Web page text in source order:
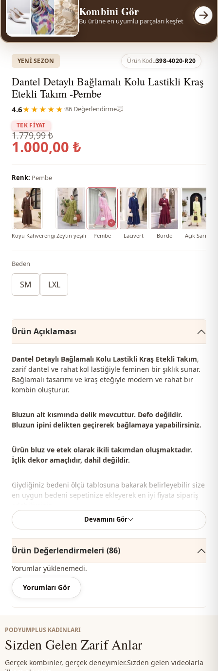
Kombini Gör
Bu ürüne en uyumlu parçaları keşfet
YENI SEZON Ürün Kodu398-4020-R20
Dantel Detaylı Bağlamalı Kolu Lastikli Kraş
Etekli Takım -Pembe
4.6★★★★★ ·86 Değerlendirme
TEK FİYAT
1.779,99 ₺
1.000,00 ₺
Renk: Pembe
Koyu Kahverengi Zeytin yeşili Pembe Lacivert Bordo Açık Sarı
Beden
SM LXL
Ürün Açıklaması
Dantel Detaylı Bağlamalı Kolu Lastikli Kraş Etekli Takım,
zarif dantel ve rahat kol lastiğiyle feminen bir şıklık sunar.
Bağlamalı tasarımı ve kraş eteğiyle modern ve rahat bir
kombin oluşturur.
Bluzun alt kısmında delik mevcuttur. Defo değildir.
Bluzun ipini delikten geçirerek bağlamaya yapabilirsiniz.
Ürün bluz ve etek olarak ikili takımdan oluşmaktadır.
İçlik dekor amaçlıdır, dahil değildir.
Giydiğiniz bedeni ölçü tablosuna bakarak belirleyebilir size
en uygun bedeni sepetinize ekleyerek en iyi fiyata sipariş
Not: Ürünün renginde konsept çekimlerinden dolayı ton
farklılığı olabilir.
%6 Elastan , %50 Pamuk , %44 Polyester
Yaka
Kumaş
Kumaş Polyester
Devamını Gör
Ürün Değerlendirmeleri (86)
Yorumlar yüklenemedi.
Yorumları Gör
PODYUMPLUS KADINLARI
Sizden Gelen Zarif Anlar
Gerçek kombinler, gerçek deneyimler.Sizden gelen videolarla